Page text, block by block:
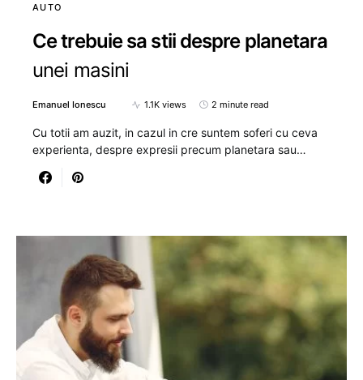
AUTO
Ce trebuie sa stii despre planetara
unei masini
Emanuel Ionescu 1.1K views 2 minute read
Cu totii am auzit, in cazul in cre suntem soferi cu ceva
experienta, despre expresii precum planetara sau…